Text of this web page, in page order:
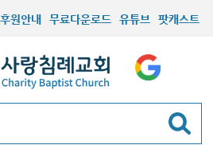
후원안내 무료다운로드 유튜브 팟캐스트